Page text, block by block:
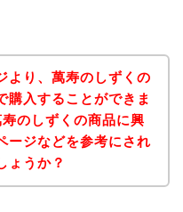
より、萬寿のしずくの
購入することができま
のしずくの商品に興
ージなどを参考にされ
ょうか？